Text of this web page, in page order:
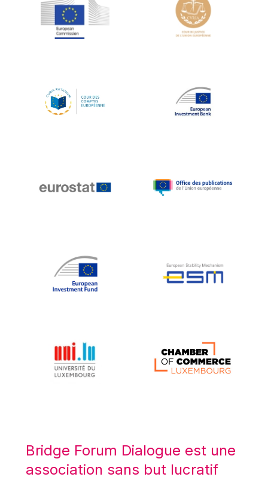
Jean-Louis Schiltz
Jean-Victor Louis
Johnny Åkerholm
Katharien L.C. Hunt
Klaus-Heiner Lehne
Koen LENAERTS
Lars Heikensten
Lucas Papademos
Máire Geoghegan-Quinn
Mario Centeno
Mario Monti
Bridge Forum Dialogue est une
association sans but lucratif